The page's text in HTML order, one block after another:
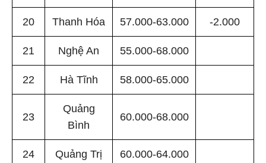
20 Thanh Hóa 57.000-63.000 -2.000
21 Nghệ An 55.000-68.000
22 Hà Tĩnh 58.000-65.000
23
Quảng
Bình
60.000-68.000
24 Quảng Trị 60.000-64.000